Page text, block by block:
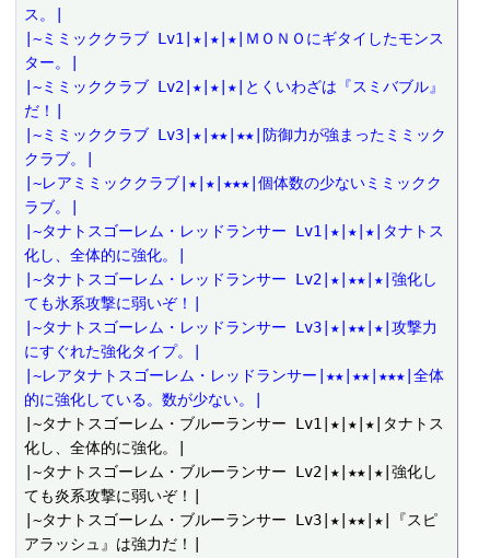
ス。|
|~ミミッククラブ Lv1|★|★|★|ＭＯＮＯにギタイしたモンス
ター。|
|~ミミッククラブ Lv2|★|★|★|とくいわざは『スミバブル』
だ！|
|~ミミッククラブ Lv3|★|★★|★★|防御力が強まったミミック
クラブ。|
|~レアミミッククラブ|★|★|★★★|個体数の少ないミミックク
ラブ。|
|~タナトスゴーレム・レッドランサー Lv1|★|★|★|タナトス
化し、全体的に強化。|
|~タナトスゴーレム・レッドランサー Lv2|★|★★|★|強化し
ても氷系攻撃に弱いぞ！|
|~タナトスゴーレム・レッドランサー Lv3|★|★★|★|攻撃力
にすぐれた強化タイプ。|
|~レアタナトスゴーレム・レッドランサー|★★|★★|★★★|全体
的に強化している。数が少ない。|
|~タナトスゴーレム・ブルーランサー Lv1|★|★|★|タナトス
化し、全体的に強化。|
|~タナトスゴーレム・ブルーランサー Lv2|★|★★|★|強化し
ても炎系攻撃に弱いぞ！|
|~タナトスゴーレム・ブルーランサー Lv3|★|★★|★|『スピ
アラッシュ』は強力だ！|